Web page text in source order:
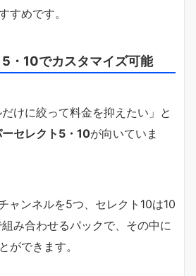
すめです。
・10でカスタマイズ可能
だけに絞って料金を抑えたい」と
ーセレクト5・10が向いていま
ャンネルを5つ、セレクト10は10
み合わせるパックで、その中に
ができます。